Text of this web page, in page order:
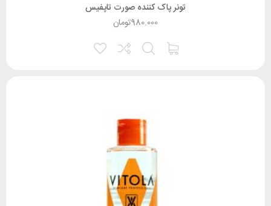
تونر پاک کننده صورت تاپفیس
تومان980.000